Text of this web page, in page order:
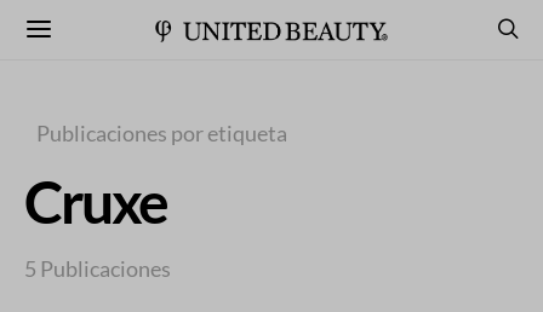
Publicaciones por etiqueta
Cruxe
5 Publicaciones